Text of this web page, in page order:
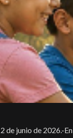
de junio de 2026.-